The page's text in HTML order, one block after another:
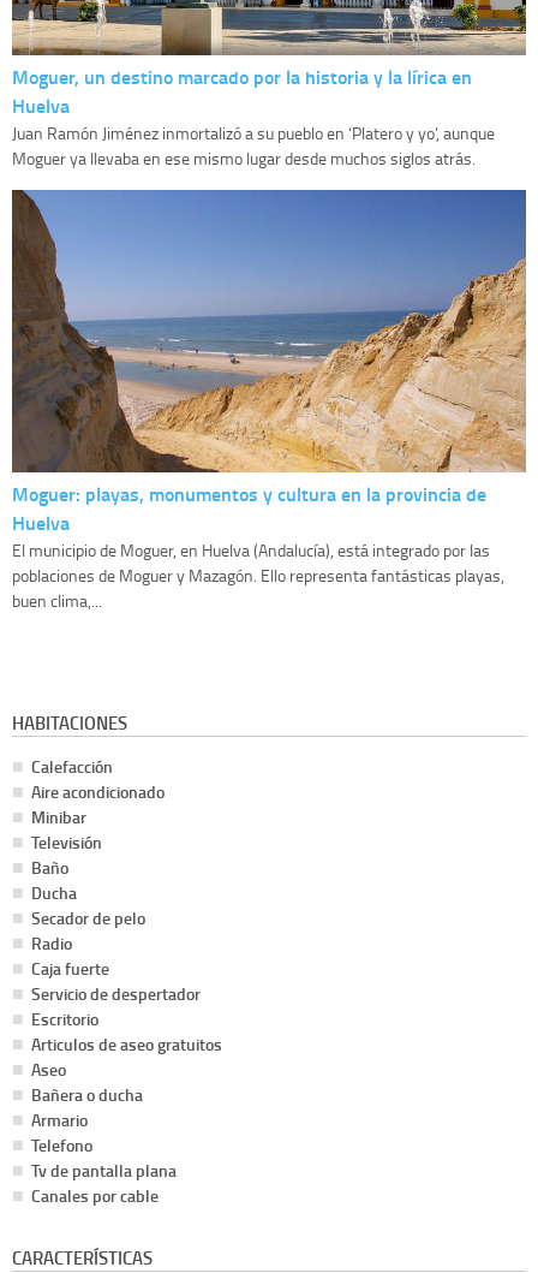
Moguer, un destino marcado por la historia y la lírica en
Huelva
Juan Ramón Jiménez inmortalizó a su pueblo en ‘Platero y yo’, aunque
Moguer ya llevaba en ese mismo lugar desde muchos siglos atrás.
Moguer: playas, monumentos y cultura en la provincia de
Huelva
El municipio de Moguer, en Huelva (Andalucía), está integrado por las
poblaciones de Moguer y Mazagón. Ello representa fantásticas playas,
buen clima,...
HABITACIONES
Calefacción
Aire acondicionado
Minibar
Televisión
Baño
Ducha
Secador de pelo
Radio
Caja fuerte
Servicio de despertador
Escritorio
Articulos de aseo gratuitos
Aseo
Bañera o ducha
Armario
Telefono
Tv de pantalla plana
Canales por cable
CARACTERÍSTICAS